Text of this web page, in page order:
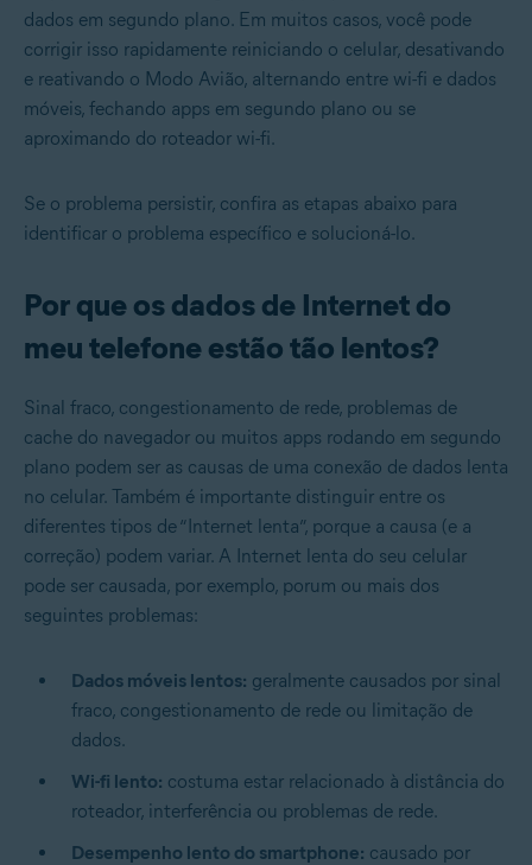
dados em segundo plano. Em muitos casos, você pode
corrigir isso rapidamente reiniciando o celular, desativando
e reativando o Modo Avião, alternando entre wi-fi e dados
móveis, fechando apps em segundo plano ou se
aproximando do roteador wi-fi.
Se o problema persistir, confira as etapas abaixo para
identificar o problema específico e solucioná-lo.
Por que os dados de Internet do
meu telefone estão tão lentos?
Sinal fraco, congestionamento de rede, problemas de
cache do navegador ou muitos apps rodando em segundo
plano podem ser as causas de uma conexão de dados lenta
no celular. Também é importante distinguir entre os
diferentes tipos de “Internet lenta”, porque a causa (e a
correção) podem variar. A Internet lenta do seu celular
pode ser causada, por exemplo, porum ou mais dos
seguintes problemas:
Dados móveis lentos: geralmente causados por sinal
fraco, congestionamento de rede ou limitação de
dados.
Wi-fi lento: costuma estar relacionado à distância do
roteador, interferência ou problemas de rede.
Desempenho lento do smartphone: causado por